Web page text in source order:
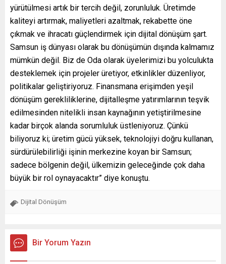
yürütülmesi artık bir tercih değil, zorunluluk. Üretimde
kaliteyi artırmak, maliyetleri azaltmak, rekabette öne
çıkmak ve ihracatı güçlendirmek için dijital dönüşüm şart.
Samsun iş dünyası olarak bu dönüşümün dışında kalmamız
mümkün değil. Biz de Oda olarak üyelerimizi bu yolculukta
desteklemek için projeler üretiyor, etkinlikler düzenliyor,
politikalar geliştiriyoruz. Finansmana erişimden yeşil
dönüşüm gerekliliklerine, dijitalleşme yatırımlarının teşvik
edilmesinden nitelikli insan kaynağının yetiştirilmesine
kadar birçok alanda sorumluluk üstleniyoruz. Çünkü
biliyoruz ki; üretim gücü yüksek, teknolojiyi doğru kullanan,
sürdürülebilirliği işinin merkezine koyan bir Samsun;
sadece bölgenin değil, ülkemizin geleceğinde çok daha
büyük bir rol oynayacaktır” diye konuştu.
Dijital Dönüşüm
Bir Yorum Yazın